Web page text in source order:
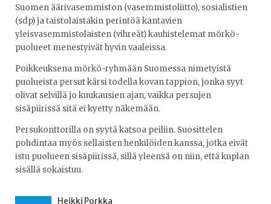
Suomen äärivasemmiston (vasemmistoliitto), sosialistien
(sdp) ja taistolaistakin perintöä kantavien
yleisvasemmistolaisten (vihreät) kauhistelemat mörkö-
puolueet menestyivät hyvin vaaleissa.
Poikkeuksena mörkö-ryhmään Suomessa nimetyistä
puolueista persut kärsi todella kovan tappion, jonka syyt
olivat selvillä jo kuukausien ajan, vaikka persujen
sisäpiirissä sitä ei kyetty näkemään.
Persukonttorilla on syytä katsoa peiliin. Suosittelen
pohdintaa myös sellaisten henkilöiden kanssa, jotka eivät
istu puolueen sisäpiirissä, sillä yleensä on niin, että kuplan
sisällä sokaistuu.
Heikki Porkka